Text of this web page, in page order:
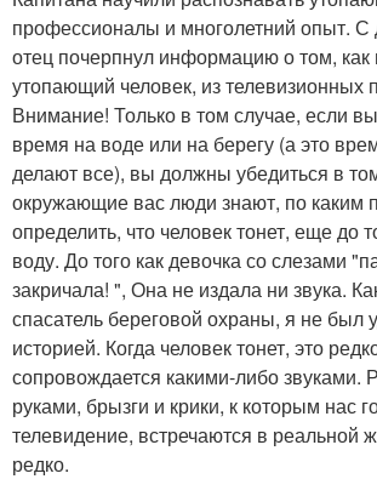
профессионалы и многолетний опыт. С
отец почерпнул информацию о том, как
утопающий человек, из телевизионных
Внимание! Только в том случае, если
время на воде или на берегу (а это
делают все), вы должны убедиться в
окружающие вас люди знают, по каким
определить, что человек тонет, еще до
воду. До того как девочка со слезами
закричала! ", Она не издала ни звука.
спасатель береговой охраны, я не был
историей. Когда человек тонет, это
сопровождается какими-либо звуками.
руками, брызги и крики, к которым нас
телевидение, встречаются в реальной
редко.